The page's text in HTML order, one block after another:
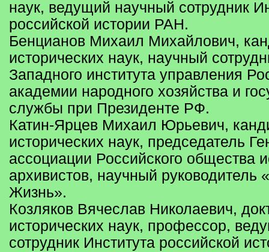
наук, ведущий научный сотрудник
российской истории РАН.
Бенцианов Михаил Михайлович,
исторических наук, научный
Западного института управления
академии народного хозяйства и
службы при Президенте РФ.
Катин-Ярцев Михаил Юрьевич,
исторических наук, председатель
ассоциации Российского общества
архивистов, научный руководитель
Жизнь».
Козляков Вячеслав Николаевич,
исторических наук, профессор,
сотрудник Института российской